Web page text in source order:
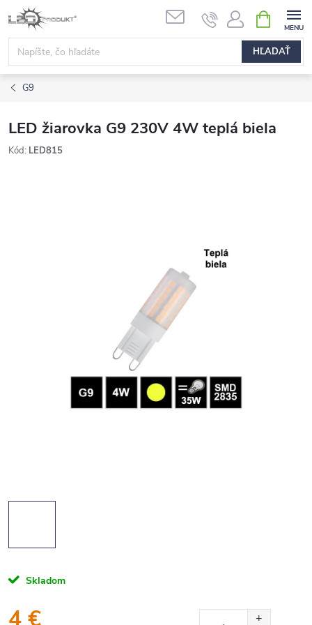
Prejsť
na
obsah
HĽADAŤ
KOŠÍK
G9
LED žiarovka G9 230V 4W teplá biela
Kód: LED815
Skladom